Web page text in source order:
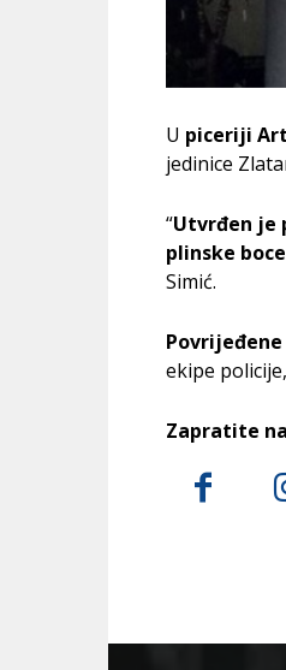
U piceriji
jedinice
“Utvrđen je
plinske boce
Simić.
ekipe
Zapratite